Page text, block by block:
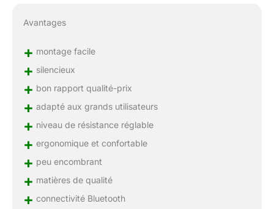
Avantages
+ montage facile
+ silencieux
+ bon rapport qualité-prix
+ adapté aux grands utilisateurs
+ niveau de résistance réglable
+ ergonomique et confortable
+ peu encombrant
+ matières de qualité
+ connectivité Bluetooth